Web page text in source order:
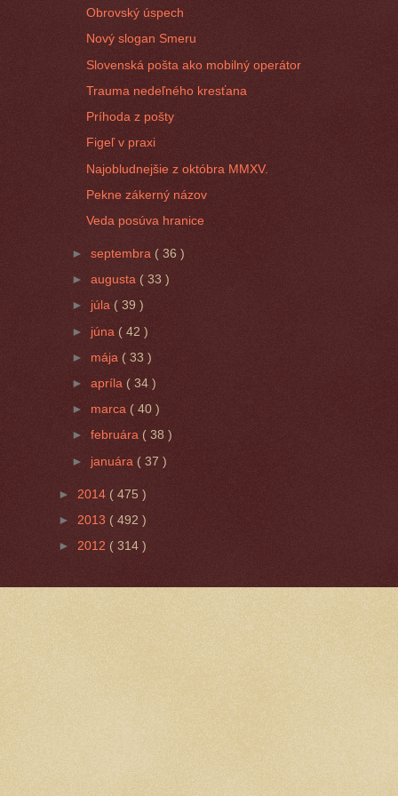
Obrovský úspech
Nový slogan Smeru
Slovenská pošta ako mobilný operátor
Trauma nedeľného kresťana
Príhoda z pošty
Figeľ v praxi
Najobludnejšie z októbra MMXV.
Pekne zákerný názov
Veda posúva hranice
►septembra ( 36 )
►augusta ( 33 )
► júla ( 39 )
► júna ( 42 )
► mája ( 33 )
►apríla ( 34 )
► marca ( 40 )
►februára ( 38 )
► januára ( 37 )
► 2014 ( 475 )
► 2013 ( 492 )
► 2012 ( 314 )